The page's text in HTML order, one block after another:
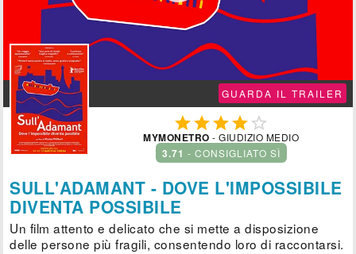
GUARDA IL TRAILER
 
MYMONETRO - GIUDIZIO MEDIO
3.71 - CONSIGLIATO SÌ
SULL'ADAMANT - DOVE L'IMPOSSIBILE
DIVENTA POSSIBILE
Un film attento e delicato che si mette a disposizione
delle persone più fragili, consentendo loro di raccontarsi.